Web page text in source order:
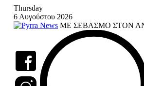
Skip
content
Thursday
6 Αυγούστου 2026
ΜΕ ΣΕΒΑΣΜΟ ΣΤΟΝ